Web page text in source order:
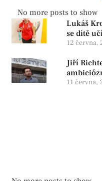
No more posts to show
Lukáš
se dítě
neroste
12 června,
Jiří
více
11 června,